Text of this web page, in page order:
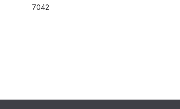
7042